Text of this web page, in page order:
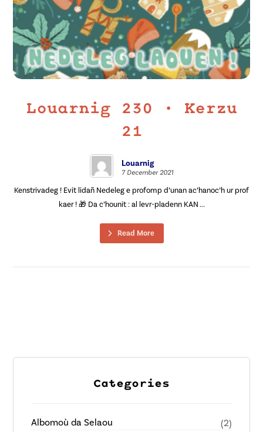
Louarnig 230 • Kerzu
21
Louarnig
7 December 2021
Kenstrivadeg ! Evit lidañ Nedeleg e profomp d’unan ac’hanoc’h ur prof
kaer ! 🎁 Da c’hounit : al levr-pladenn KAN ...
Read More
Categories
Albomoù da Selaou
(2)